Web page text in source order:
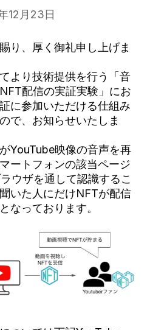
12月23日
り、厚く御礼申し上げま
より技術提供を行う「音
配信の実証実験」にお
に参加いただける仕組み
で、お知らせいたしま
YouTube映像の音声を再
ートフォンの該当ページ
ウザを通して認識するこ
いた人にだけNFTが配信
なっております。